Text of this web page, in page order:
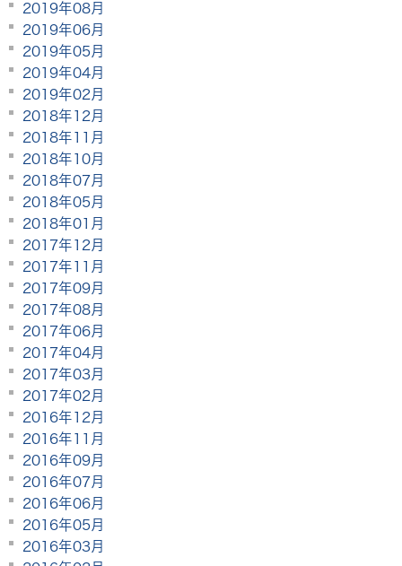
2019年08月
2019年06月
2019年05月
2019年04月
2019年02月
2018年12月
2018年11月
2018年10月
2018年07月
2018年05月
2018年01月
2017年12月
2017年11月
2017年09月
2017年08月
2017年06月
2017年04月
2017年03月
2017年02月
2016年12月
2016年11月
2016年09月
2016年07月
2016年06月
2016年05月
2016年03月